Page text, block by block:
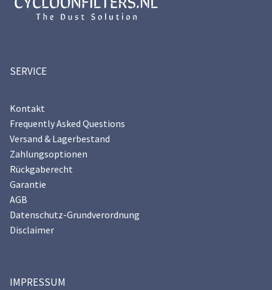
SERVICE
Kontakt
Frequently Asked Questions
Versand & Lagerbestand
Zahlungsoptionen
Rückgaberecht
Garantie
AGB
Datenschutz-Grundverordnung
Disclaimer
IMPRESSUM